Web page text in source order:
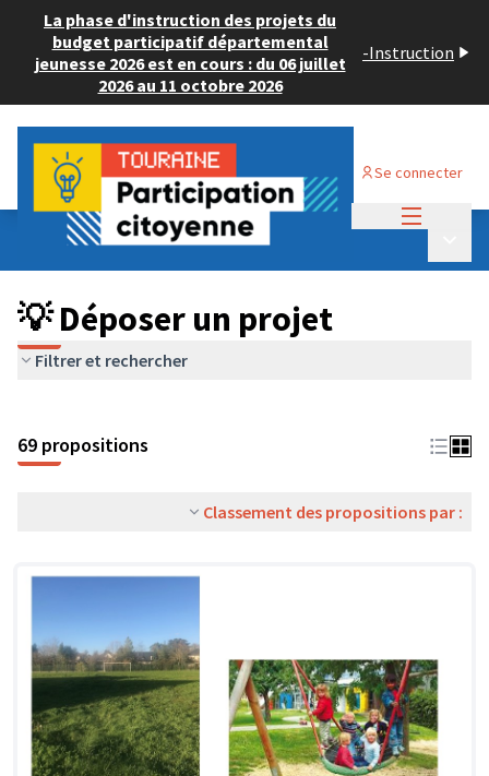
La phase d'instruction des projets du
budget participatif départemental
jeunesse 2026 est en cours : du 06 juillet
2026 au 11 octobre 2026
-Instruction
Se connecter
Budget Participatif ADULTE 2024
💡 Déposer un projet
💡 Déposer un projet
Filtrer et rechercher
69 propositions
Classement des propositions par :